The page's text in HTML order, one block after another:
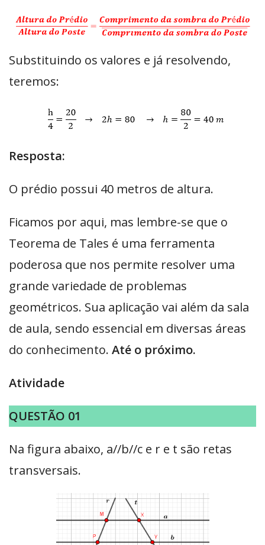
Substituindo os valores e já resolvendo,
teremos:
Resposta:
O prédio possui 40 metros de altura.
Ficamos por aqui, mas lembre-se que o
Teorema de Tales é uma ferramenta
poderosa que nos permite resolver uma
grande variedade de problemas
geométricos. Sua aplicação vai além da sala
de aula, sendo essencial em diversas áreas
do conhecimento. Até o próximo.
Atividade
QUESTÃO 01
Na figura abaixo, a//b//c e r e t são retas
transversais.